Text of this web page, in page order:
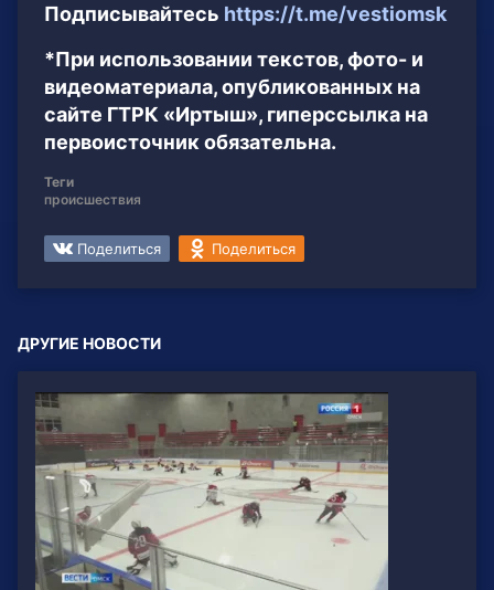
Подписывайтесь https://t.me/vestiomsk
*При использовании текстов, фото- и
видеоматериала, опубликованных на
сайте ГТРК «Иртыш», гиперссылка на
первоисточник обязательна.
Теги
происшествия
Поделиться Поделиться
ДРУГИЕ НОВОСТИ